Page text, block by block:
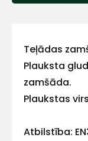
Teļādas
Plauksta
zamšāda.
Plaukstas
Atbilstība: